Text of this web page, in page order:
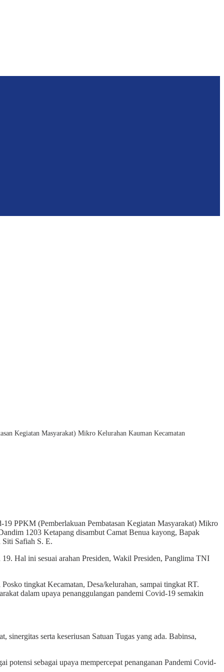
Kegiatan Masyarakat) Mikro Kelurahan Kauman Kecamatan
PPKM (Pemberlakuan Pembatasan Kegiatan Masyarakat) Mikro
1203 Ketapang disambut Camat Benua kayong, Bapak
Safiah S. E.
Hal ini sesuai arahan Presiden, Wakil Presiden, Panglima TNI
tingkat Kecamatan, Desa/kelurahan, sampai tingkat RT.
dalam upaya penanggulangan pandemi Covid-19 semakin
serta keseriusan Satuan Tugas yang ada. Babinsa,
potensi sebagai upaya mempercepat penanganan Pandemi Covid-